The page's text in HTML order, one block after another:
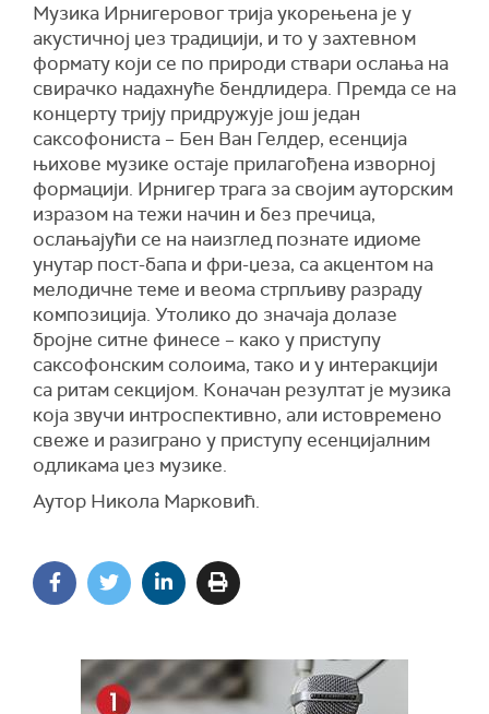
Музика Ирнигеровог трија укорењена је у
акустичној џез традицији, и то у захтевном
формату који се по природи ствари ослања на
свирачко надахнуће бендлидера. Премда се на
концерту трију придружује још један
саксофониста – Бен Ван Гелдер, есенција
њихове музике остаје прилагођена изворној
формацији. Ирнигер трага за својим ауторским
изразом на тежи начин и без пречица,
ослањајући се на наизглед познате идиоме
унутар пост-бапа и фри-џеза, са акцентом на
мелодичне теме и веома стрпљиву разраду
композиција. Утолико до значаја долазе
бројне ситне финесе – како у приступу
саксофонским солоима, тако и у интеракцији
са ритам секцијом. Коначан резултат је музика
која звучи интроспективно, али истовремено
свеже и разиграно у приступу есенцијалним
одликама џез музике.
Аутор Никола Марковић.